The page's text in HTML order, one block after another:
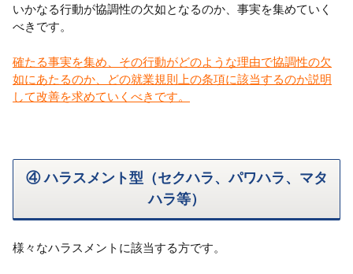
いかなる行動が協調性の欠如となるのか、事実を集めていく
べきです。
確たる事実を集め、その行動がどのような理由で協調性の欠
如にあたるのか、どの就業規則上の条項に該当するのか説明
して改善を求めていくべきです。
④ ハラスメント型（セクハラ、パワハラ、マタ
ハラ等）
様々なハラスメントに該当する方です。